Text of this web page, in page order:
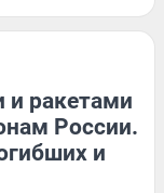
и ракетами
России.
и